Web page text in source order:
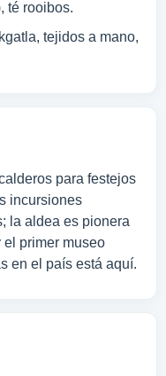
té rooibos.
tejidos a mano,
para festejos
incursiones
la aldea es pionera
primer museo
en el país está aquí.